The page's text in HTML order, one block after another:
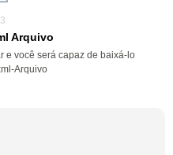
Arquivo
e você será capaz de baixá-lo
Arquivo